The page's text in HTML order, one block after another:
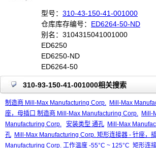
型号： 310-43-150-41-001000
仓库库存编号： ED6264-50-ND
别名：3104315041001000
ED6250
ED6250-ND
ED6264-50
310-93-150-41-001000相关搜索
制造商 Mill-Max Manufacturing Corp. Mill-Max
座，母插口 制造商 Mill-Max Manufacturing Corp. Mill-
Manufacturing Corp.
安装类型 通孔 Mill-Max
孔 Mill-Max Manufacturing Corp. 矩形连接器 - 针座，
Manufacturing Corp. 工作温度 -55°C ~ 125°C 矩形连